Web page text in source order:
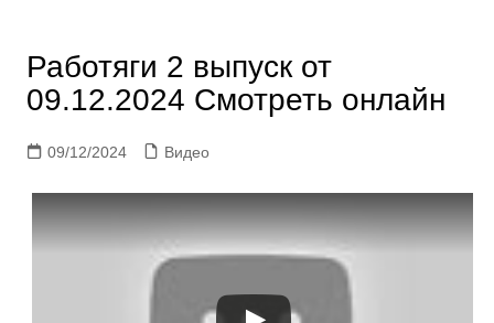
Работяги 2 выпуск от
09.12.2024 Смотреть онлайн
09/12/2024 Видео